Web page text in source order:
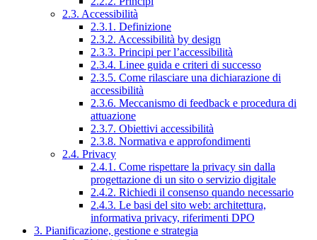
2.3. Accessibilità
2.3.1. Definizione
2.3.2. Accessibilità by design
2.3.3. Principi per l’accessibilità
2.3.4. Linee guida e criteri di successo
2.3.5. Come rilasciare una dichiarazione di
accessibilità
2.3.6. Meccanismo di feedback e procedura di
attuazione
2.3.7. Obiettivi accessibilità
2.3.8. Normativa e approfondimenti
2.4. Privacy
2.4.1. Come rispettare la privacy sin dalla
progettazione di un sito o servizio digitale
2.4.2. Richiedi il consenso quando necessario
2.4.3. Le basi del sito web: architettura,
informativa privacy, riferimenti DPO
3. Pianificazione, gestione e strategia